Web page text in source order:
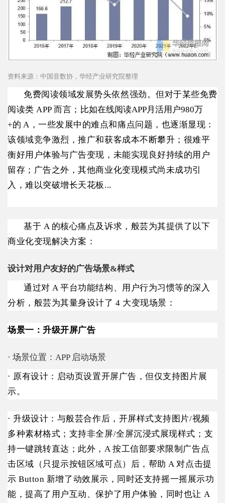
资料来源：中国音数协，华经产业研究院整理
免费阅读领域发展势头依然强劲。但对于某些免费
阅读类 APP 而言； 比如在线阅读APP月活用户980万
+的 A，一些发展中的难点和痛点问题，也逐渐显现：
该领域竞争激烈，推广和获客成本不断攀升；很难平
衡好用户体验与广告变现，未能实现良好持续的用户
留存；广告之外，其他商业化变现模式尚未成功引
入，难以突破增长天花板...
基于 A 的核心痛点及诉求，般芸为其提供了以下
商业化变现解决方案：
设计对用户友好的广告场景&样式
通过对 A 平台功能结构、用户行为习惯等的深入
分析， 般芸为其量身设计了 4 大变现场景：
场景一：升级开屏广告
· 场景位置：APP 启动场景
· 原有设计：启动页设置开屏广告，但仅支持图片展
示。
· 升级设计：与般芸合作后，开屏样式支持图片/视频
多种素材格式；支持非全屏/全屏沉浸式展现样式；支
持一键跳转直达；此外，A 按工信部要求限制广告点
击区域（只提示按钮区域可点）后，帮助 A 对点击提
示 Button 新增了动效展示，同时还支持摇一摇展示功
能，提高了用户互动、保护了用户体验，同时也让 A